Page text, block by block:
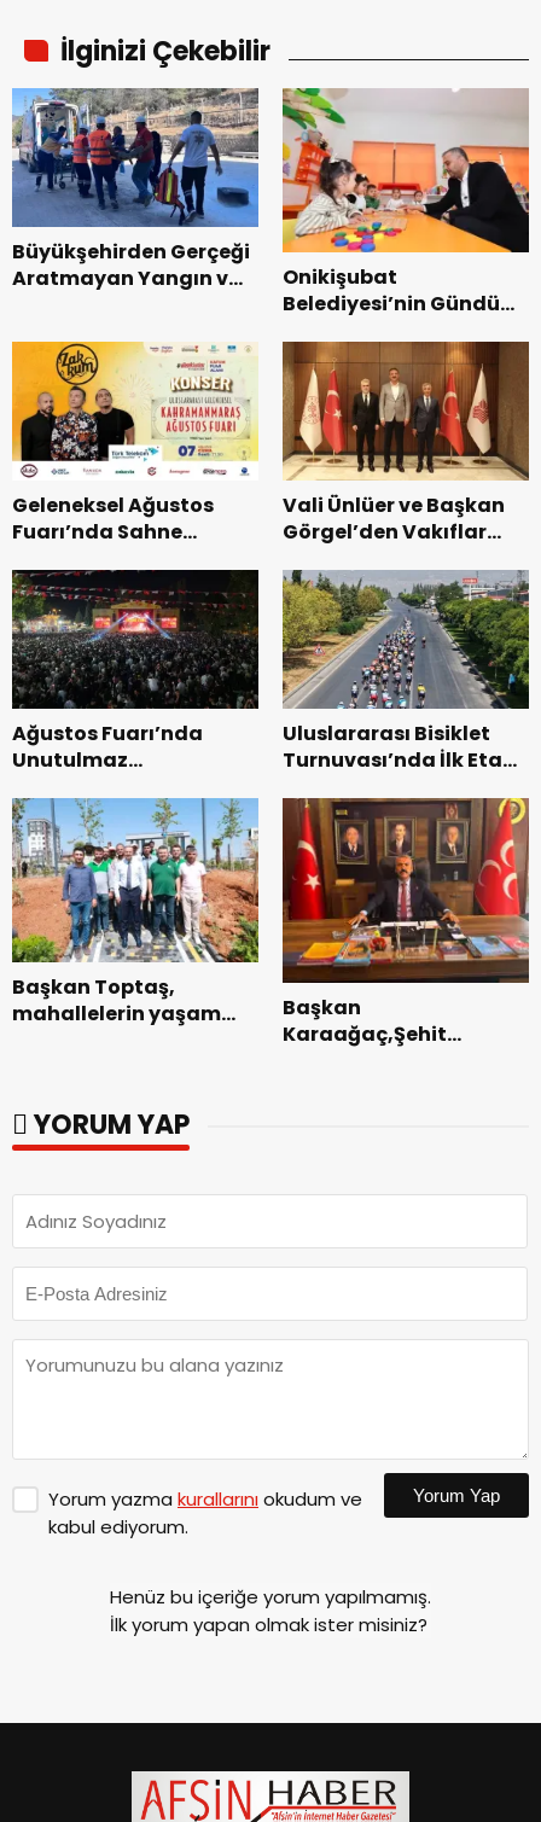
İlginizi Çekebilir
Büyükşehirden Gerçeği
Aratmayan Yangın ve
Onikişubat
Belediyesi’nin Gündüz
dönemin ön kayıtları
başladı.
Geleneksel Ağustos
Fuarı’nda Sahne
Vali Ünlüer ve Başkan
Görgel’den Vakıflar
ziyaret.
Ağustos Fuarı’nda
Unutulmaz
Uluslararası Bisiklet
Turnuvası’nda İlk Etap
Tamamlandı.
Başkan Toptaş,
mahallelerin yaşam
Başkan
Karaağaç,Şehit
YORUM YAP
Yorum yazma kurallarınıokudum ve
kabul ediyorum.
Yorum Yap
Henüz bu içeriğe yorum yapılmamış.
İlk yorum yapan olmak ister misiniz?